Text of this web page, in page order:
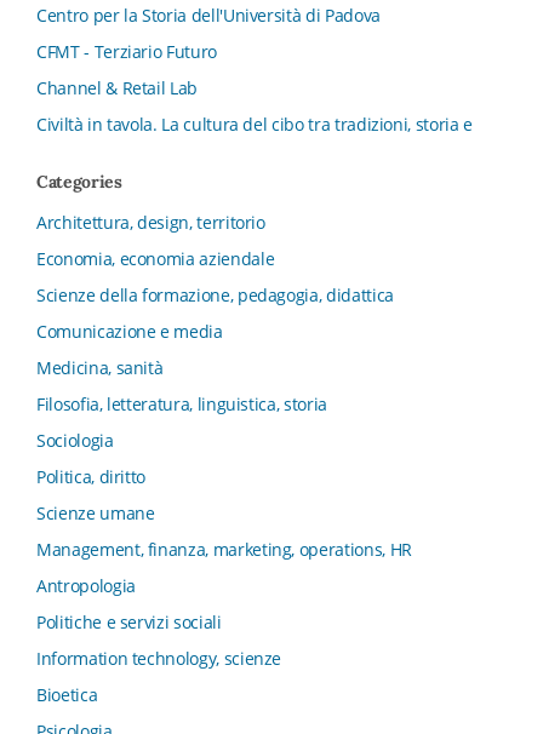
Centro per la Storia dell'Università di Padova
CFMT - Terziario Futuro
Channel & Retail Lab
Civiltà in tavola. La cultura del cibo tra tradizioni, storia e
Collana del Dipartimento di Scienze Aziendali, Management
dell’Economia Università di Bologna
Collana di Clinica della formazione
Collana di Ragioneria ed Economia Aziendale - SIDREA
Collana di Storia delle istituzioni educative e della
Letteratura per l’Infanzia
Collana di Studi e Ricerche Aziendali
Collana ISMU
Collana Tendenze Salute e Sanità ETS
Computational Social Science
Comunicazione, Istituzioni, Mutamento Sociale
Condivisione del sapere nel servizio sociale
Conoscenza, formazione, tecnologie
Connessioni nei contesti di apprendimento
Categories
Architettura, design, territorio
Economia, economia aziendale
Scienze della formazione, pedagogia, didattica
Comunicazione e media
Medicina, sanità
Filosofia, letteratura, linguistica, storia
Sociologia
Politica, diritto
Scienze umane
Management, finanza, marketing, operations, HR
Antropologia
Politiche e servizi sociali
Information technology, scienze
Bioetica